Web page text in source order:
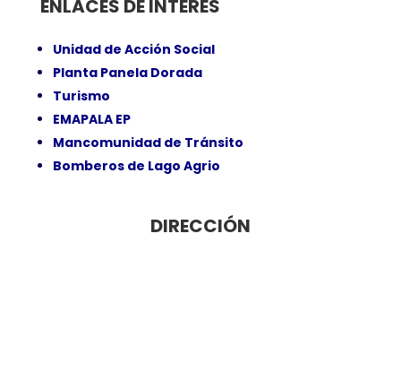
ENLACES DE INTERÉS
Unidad de Acción Social
Planta Panela Dorada
Turismo
EMAPALA EP
Mancomunidad de Tránsito
Bomberos de Lago Agrio
DIRECCIÓN